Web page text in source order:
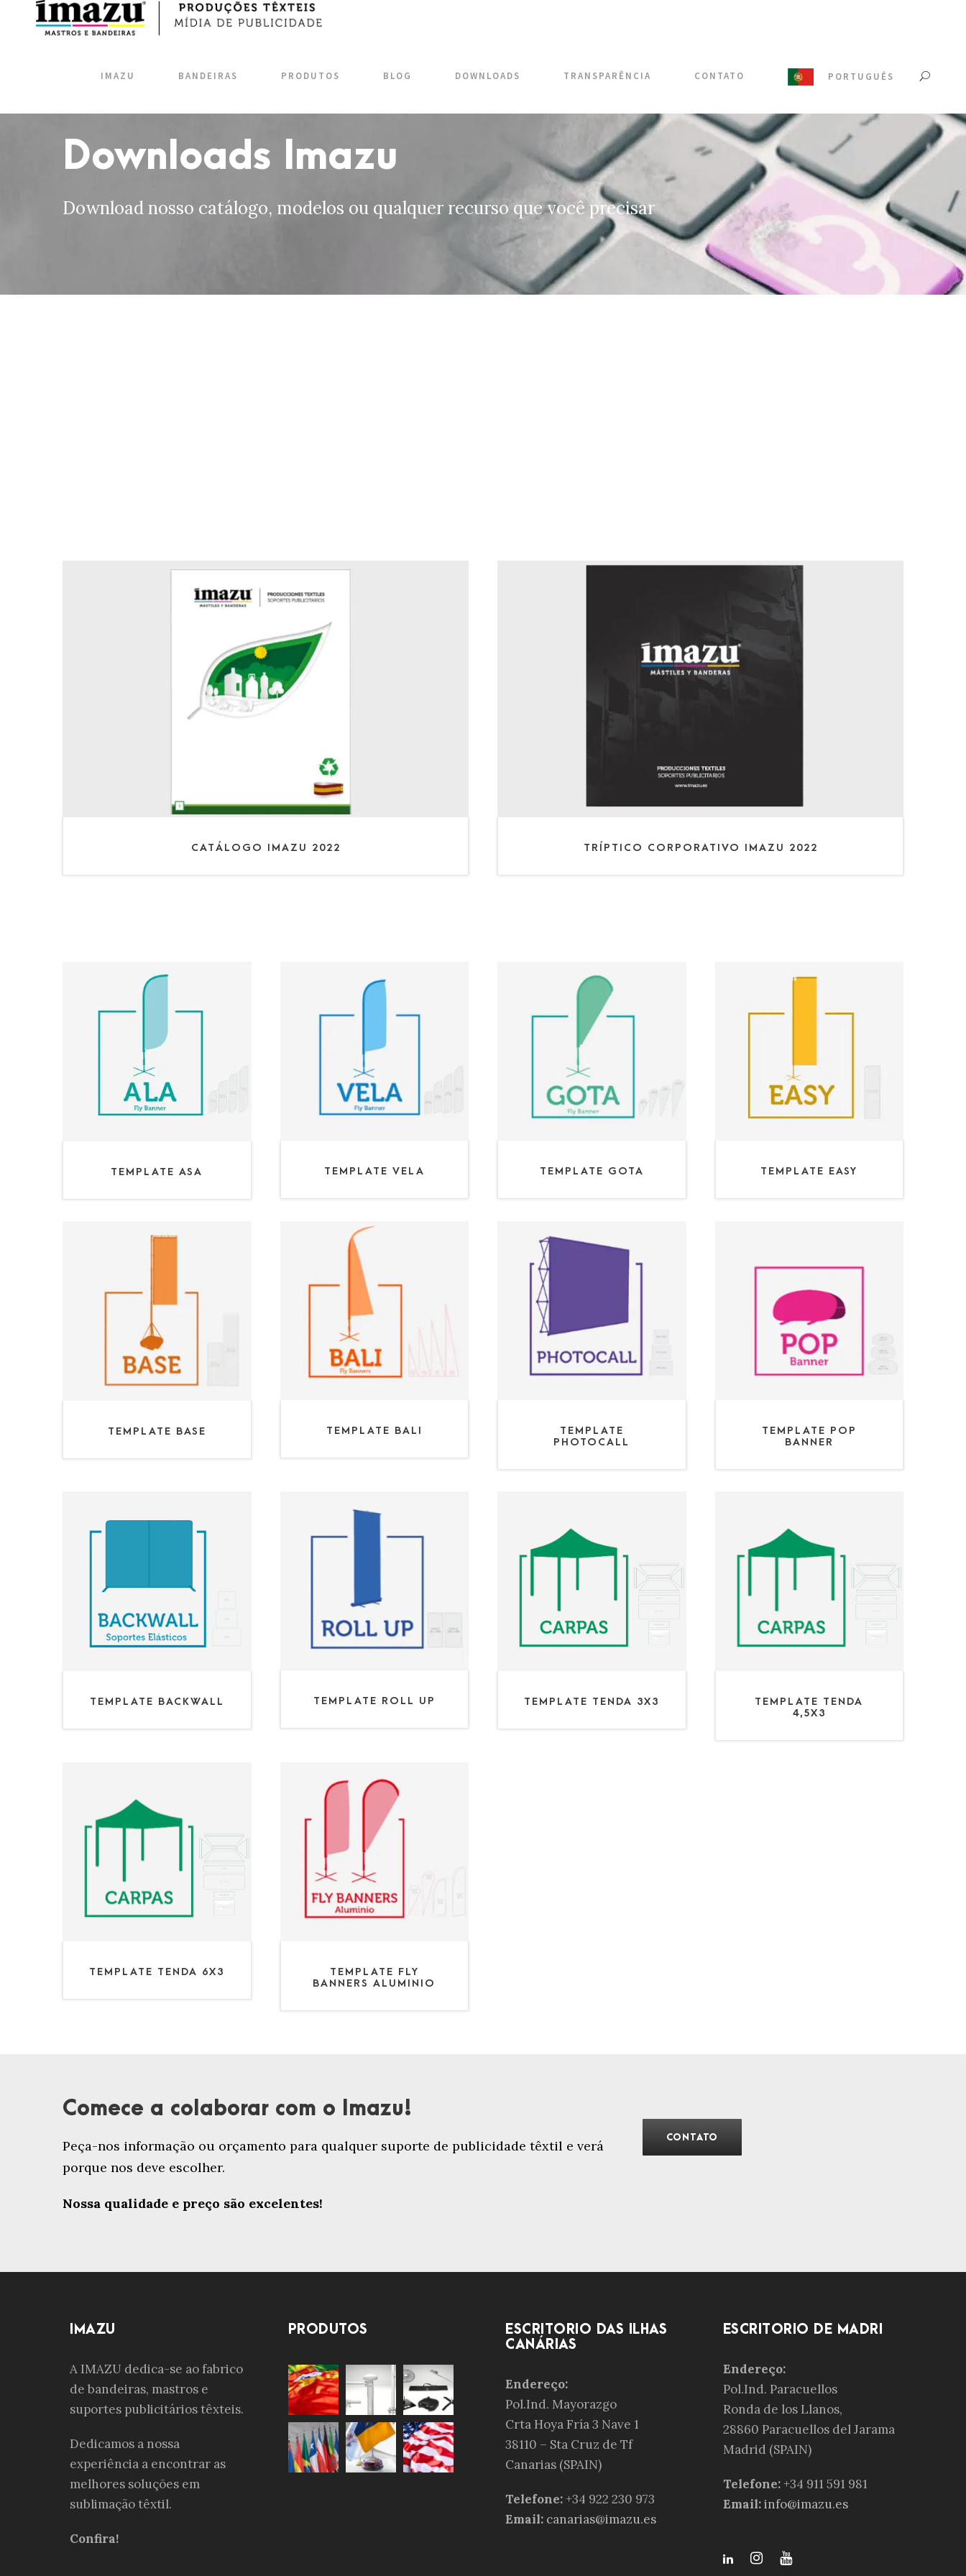
IMAZU BANDEIRAS PRODUTOS BLOG DOWNLOADS TRANSPARÊNCIA CONTATO PORTUGUÊS
Downloads Imazu
Download nosso catálogo, modelos ou qualquer recurso que você precisar
CATÁLOGO IMAZU 2022 TRÍPTICO CORPORATIVO IMAZU 2022
TEMPLATE ASA TEMPLATE VELA TEMPLATE GOTA TEMPLATE EASY
TEMPLATE BASE TEMPLATE BALI
TEMPLATE
PHOTOCALL
TEMPLATE POP
BANNER
TEMPLATE BACKWALL TEMPLATE ROLL UP TEMPLATE TENDA 3X3
TEMPLATE TENDA
4,5X3
TEMPLATE TENDA 6X3
TEMPLATE FLY
BANNERS ALUMINIO
Comece a colaborar com o Imazu!
Peça-nos informação ou orçamento para qualquer suporte de publicidade têxtil e verá
porque nos deve escolher.
Nossa qualidade e preço são excelentes!
CONTATO
IMAZU
A IMAZU dedica-se ao fabrico
de bandeiras, mastros e
suportes publicitários têxteis.
Dedicamos a nossa
experiência a encontrar as
melhores soluções em
sublimação têxtil.
Confira!
PRODUTOS
ESCRITÓRIO DAS ILHAS
CANÁRIAS
Endereço:
Pol.Ind. Mayorazgo
Crta Hoya Fría 3 Nave 1
38110 – Sta Cruz de Tf
Canarias (SPAIN)
Telefone:+34 922 230 973
Email: canarias@imazu.es
ESCRITÓRIO DE MADRI
Endereço:
Pol.Ind. Paracuellos
Ronda de los Llanos,
28860 Paracuellos del Jarama
Madrid (SPAIN)
Telefone:+34 911 591 981
Email: info@imazu.es